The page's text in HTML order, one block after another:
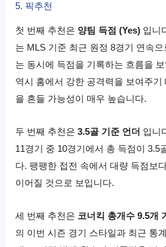
5. 픽추천
첫 번째 추천은 양팀 득점 (Yes) 입니
는 MLS 기준 최근 원정 8경기 연속
는 동시에 득점을 기록하는 흐름을
역시 홈에서 강한 공격력을 보여주
을 흔들 가능성이 매우 높습니다.
두 번째 추천은3.5골 기준 언더 입니
11경기 중 10경기에서 총 득점이 3.5
다. 팽팽한 접전 속에서 대량 득점보
이어질 것으로 보입니다.
세 번째 추천은 코너킥 총개수 9.5개
의 이번 시즌 경기 스타일과 최근 통